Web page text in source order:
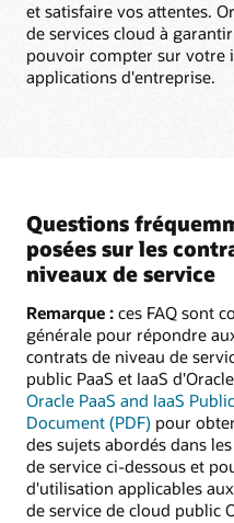
et satisfaire vos attentes.
de services cloud à
pouvoir compter sur votre
applications d'entreprise.
Questions
posées sur les
niveaux de service
Remarque : ces FAQ sont
générale pour répondre
contrats de niveau de
public PaaS et IaaS
Oracle PaaS and IaaS
Document (PDF) pour
des sujets abordés dans
de service ci-dessous et
d'utilisation applicables
de service de cloud public